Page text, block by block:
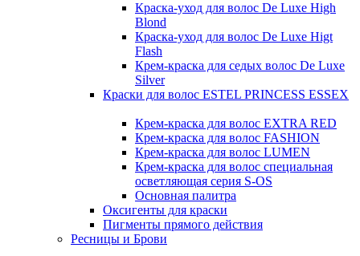
Краска-уход для волос De Luxe High
Blond
Краска-уход для волос De Luxe Higt
Flash
Крем-краска для седых волос De Luxe
Silver
Краски для волос ESTEL PRINCESS ESSEX
Крем-краска для волос EXTRA RED
Крем-краска для волос FASHION
Крем-краска для волос LUMEN
Крем-краска для волос специальная
осветляющая серия S-OS
Основная палитра
Оксигенты для краски
Пигменты прямого действия
Ресницы и Брови